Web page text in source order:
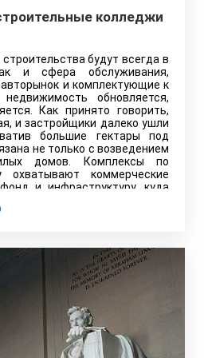
колледжи
будут всегда в
и сфера обслуживания,
и комплектующие к
обновляется,
Как принято говорить,
и застройщики далеко ушли
большие гектары под
не только с возведением
домов. Комплексы по
охватывают коммерческие
и инфраструктуру, куда
Не стоит полагать,